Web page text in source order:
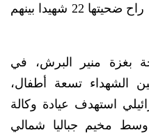
مخيم جباليا شمالي قطاع غزة، راح ضحيتها 22 شهيدا بينهم
بغزة منير البرش، في
الشهداء تسعة أطفال،
استهدف عيادة وكالة
وسط مخيم جباليا شمالي